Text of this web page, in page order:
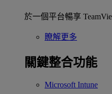
於一個平台暢享
瞭解更多
關鍵整合功能
Microsoft Intune